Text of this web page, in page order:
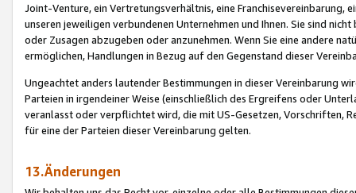
Joint-Venture, ein Vertretungsverhältnis, eine Franchisevereinbarung,
unseren jeweiligen verbundenen Unternehmen und Ihnen. Sie sind
oder Zusagen abzugeben oder anzunehmen. Wenn Sie eine andere
ermöglichen, Handlungen in Bezug auf den Gegenstand dieser
Ungeachtet anders lautender Bestimmungen in dieser Vereinbarung
Parteien in irgendeiner Weise (einschließlich des Ergreifens oder
veranlasst oder verpflichtet wird, die mit US-Gesetzen, Vorschriften,
für eine der Parteien dieser Vereinbarung gelten.
13.Änderungen